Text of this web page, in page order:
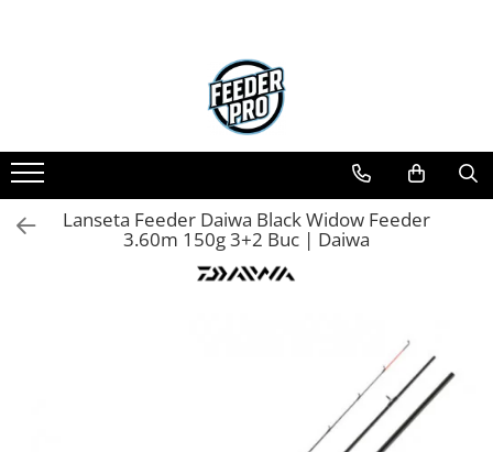
Mulinete
Accesorii Diverse
Mincioguri si Juvelnice
Scaune si Accesorii
Lanseta Feeder Daiwa Black Widow Feeder
3.60m 150g 3+2 Buc | Daiwa